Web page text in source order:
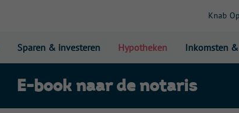
Knab
Sparen & investeren Hypotheken Inkomsten
E-book naar de notaris